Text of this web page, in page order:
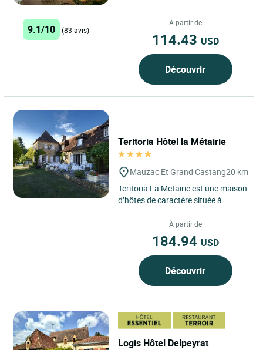
9.1/10 (83 avis)
À partir de
114.43 USD
Découvrir
Teritoria Hôtel la Métairie
Mauzac Et Grand Castang20 km
Teritoria La Metairie est une maison
d’hôtes de caractère située à
cœur du Périgord,...
À partir de
184.94 USD
Découvrir
Logis Hôtel Delpeyrat